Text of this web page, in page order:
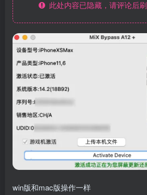
此处内容已隐藏，请评论后
win版和mac版操作一样